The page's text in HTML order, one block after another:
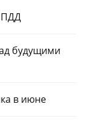
ПДД
будущими
в июне